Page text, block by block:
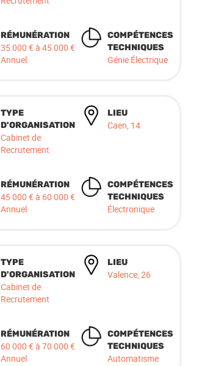
RÉMUNÉRATION
35 000 € à 45 000 €
Annuel
COMPÉTENCES
TECHNIQUES
Génie Électrique
TYPE
D'ORGANISATION
Cabinet de
Recrutement
LIEU
Caen, 14
RÉMUNÉRATION
45 000 € à 60 000 €
Annuel
COMPÉTENCES
TECHNIQUES
Électronique
TYPE
D'ORGANISATION
Cabinet de
Recrutement
LIEU
Valence, 26
RÉMUNÉRATION
60 000 € à 70 000 €
Annuel
COMPÉTENCES
TECHNIQUES
Automatisme